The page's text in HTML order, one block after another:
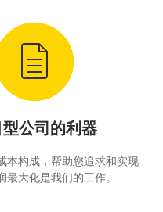
公司的利器
本构成，帮助您追求和实现
最大化是我们的工作。